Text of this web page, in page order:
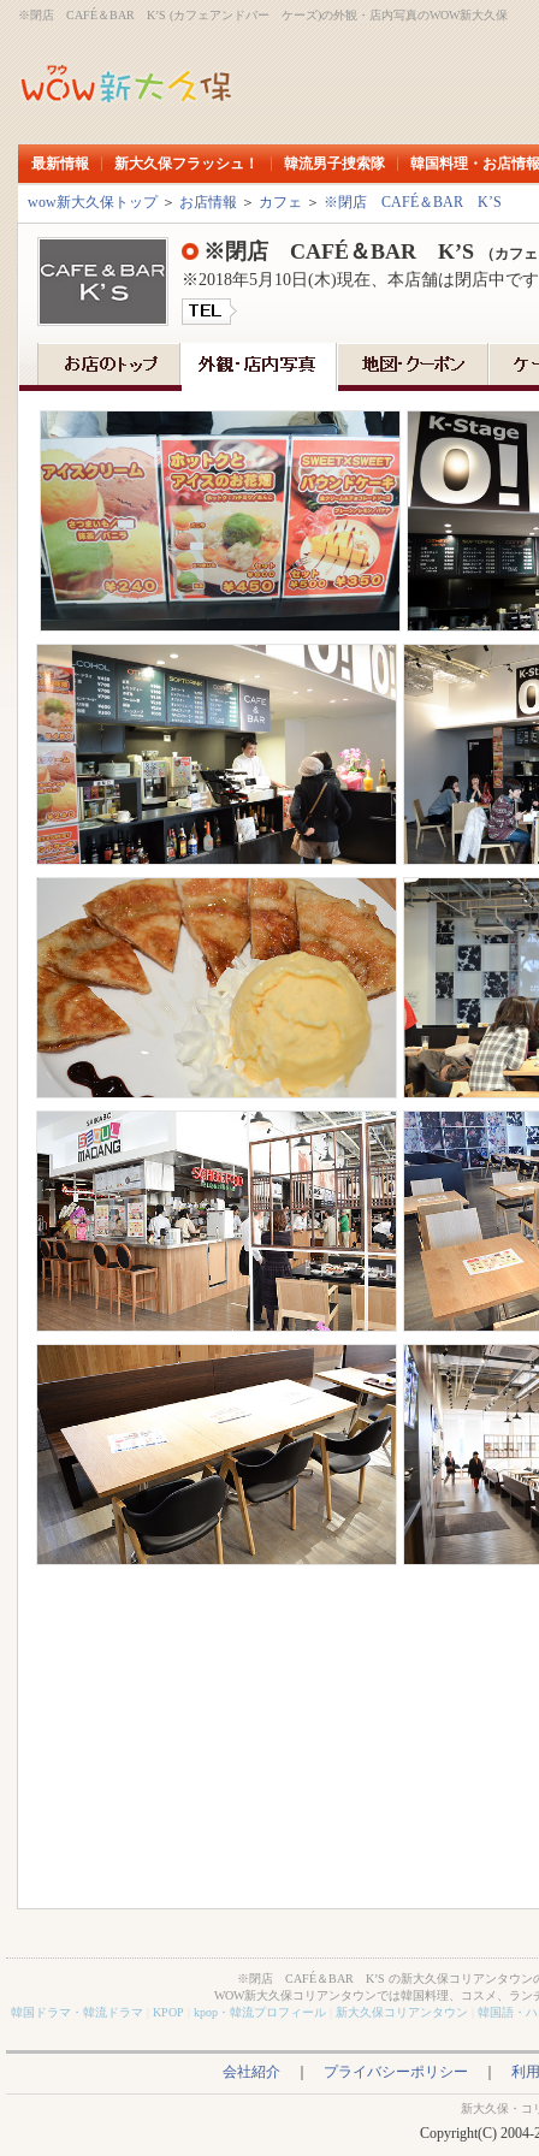
※閉店 CAFÉ＆BAR K’S (カフェアンドバー ケーズ)の外観・店内写真のWOW新大久保
最新情報 新大久保フラッシュ！ 韓流男子捜索隊 韓国料理・お店情報
wow新大久保トップ＞ お店情報 ＞ カフェ ＞ ※閉店 CAFÉ＆BAR K’S
※閉店 CAFÉ＆BAR K’S （カフ
※2018年5月10日(木)現在、本店舗は閉店中で
※閉店 CAFÉ＆BAR K’S の新大久保コリアンタウン
WOW新大久保コリアンタウンでは韓国料理、コスメ、ラ
韓国ドラマ・韓流ドラマ
KPOP kpop・韓流プロフィール 新大久保コリアンタウン 韓国語・
会社紹介 プライバシーポリシー 利
新大久保・コ
Copyright(C)